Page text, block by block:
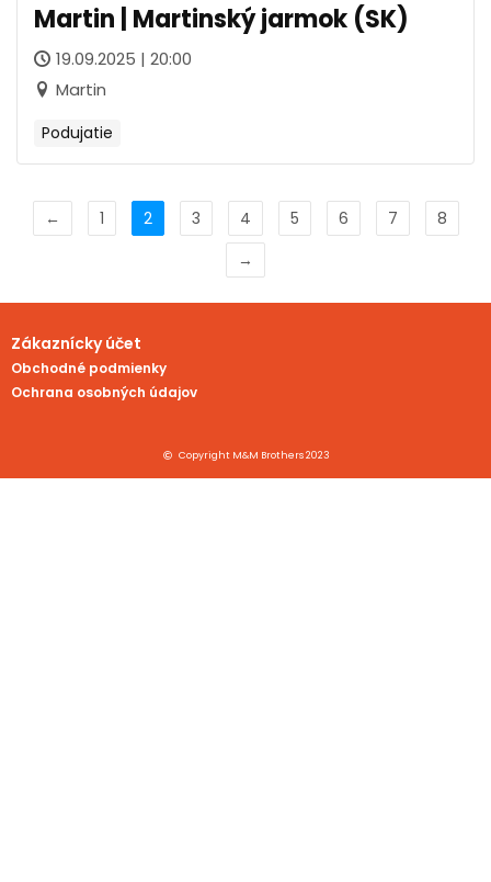
Martin | Martinský jarmok (SK)
19.09.2025 | 20:00
Martin
Podujatie
← 1 2 3 4 5 6 7
8
→
Zákaznícky účet
Obchodné podmienky
Ochrana osobných údajov
Copyright M&M Brothers 2023